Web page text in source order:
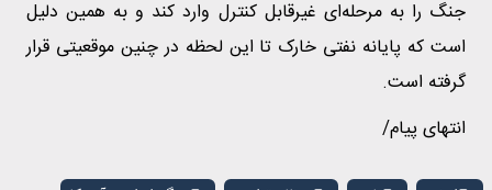
جنگ را به مرحله‌ای غیرقابل کنترل وارد کند و به همین دلیل
است که پایانه نفتی خارک تا این لحظه در چنین موقعیتی قرار
گرفته است.
انتهای پیام/